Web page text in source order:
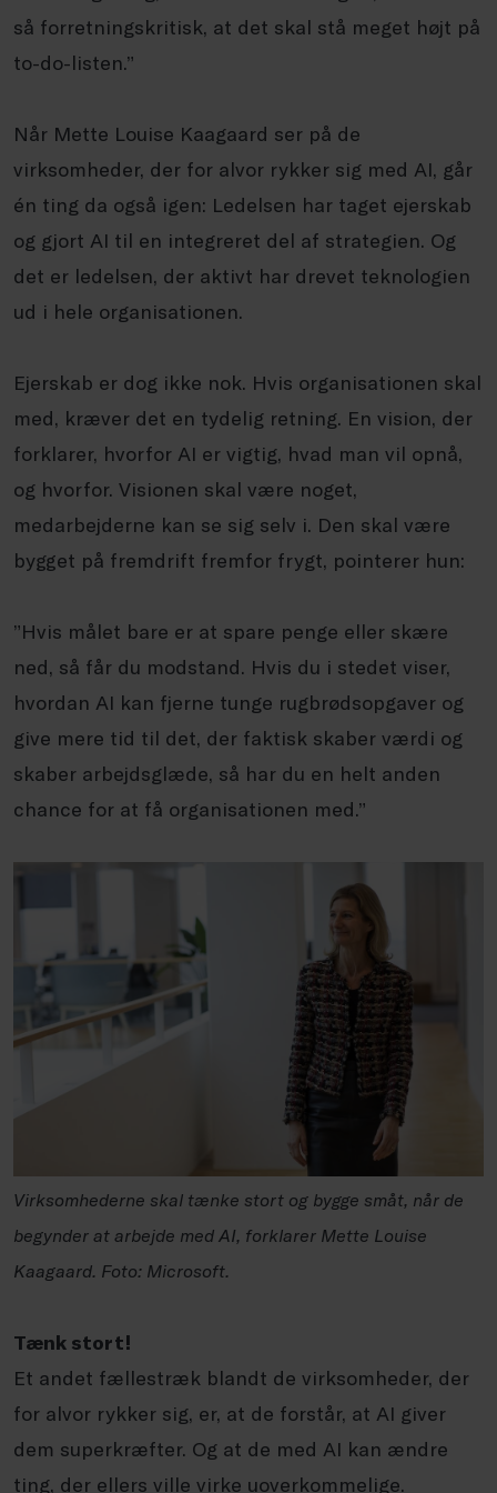
så forretningskritisk, at det skal stå meget højt på
to-do-listen.”
Når Mette Louise Kaagaard ser på de
virksomheder, der for alvor rykker sig med AI, går
én ting da også igen: Ledelsen har taget ejerskab
og gjort AI til en integreret del af strategien. Og
det er ledelsen, der aktivt har drevet teknologien
ud i hele organisationen.
Ejerskab er dog ikke nok. Hvis organisationen skal
med, kræver det en tydelig retning. En vision, der
forklarer, hvorfor AI er vigtig, hvad man vil opnå,
og hvorfor. Visionen skal være noget,
medarbejderne kan se sig selv i. Den skal være
bygget på fremdrift fremfor frygt, pointerer hun:
”Hvis målet bare er at spare penge eller skære
ned, så får du modstand. Hvis du i stedet viser,
hvordan AI kan fjerne tunge rugbrødsopgaver og
give mere tid til det, der faktisk skaber værdi og
skaber arbejdsglæde, så har du en helt anden
chance for at få organisationen med.”
Virksomhederne skal tænke stort og bygge småt, når de
begynder at arbejde med AI, forklarer Mette Louise
Kaagaard. Foto: Microsoft.
Tænk stort!
Et andet fællestræk blandt de virksomheder, der
for alvor rykker sig, er, at de forstår, at AI giver
dem superkræfter. Og at de med AI kan ændre
ting, der ellers ville virke uoverkommelige.